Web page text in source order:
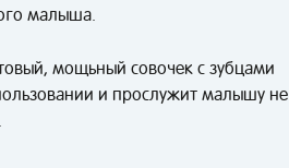
малыша.
мощьный совочек с зубцами
и прослужит малышу не